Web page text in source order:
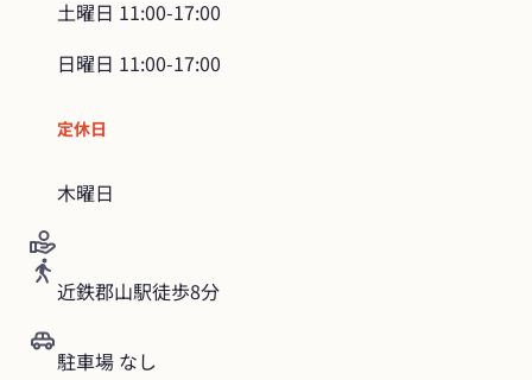
土曜日 11:00-17:00
日曜日 11:00-17:00
定休日
木曜日
近鉄郡山駅徒歩8分
駐車場 なし